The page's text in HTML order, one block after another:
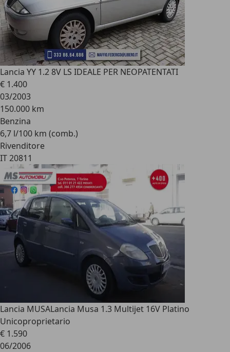
Lancia YY 1.2 8V LS IDEALE PER NEOPATENTATI
€ 1.400
03/2003
150.000 km
Benzina
6,7 l/100 km (comb.)
Rivenditore
IT 20811
Lancia MUSALancia Musa 1.3 Multijet 16V Platino
Unicoproprietario
€ 1.590
06/2006